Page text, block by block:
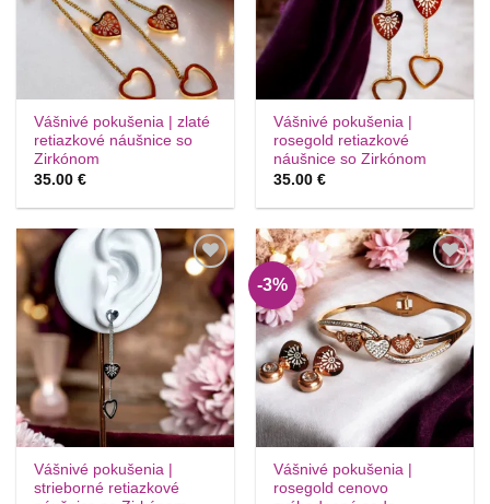
Vášnivé pokušenia | zlaté
retiazkové náušnice so
Zirkónom
35.00€
Vášnivé pokušenia |
rosegold retiazkové
náušnice so Zirkónom
35.00€
krasotinku
si prosím
Vášnivé pokušenia |
strieborné retiazkové
-3%
Túto
krasotinku
si prosím
Vášnivé pokušenia |
rosegold cenovo